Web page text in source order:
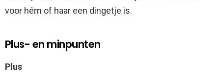
voor hém of haar een dingetje is.
Plus- en minpunten
Plus